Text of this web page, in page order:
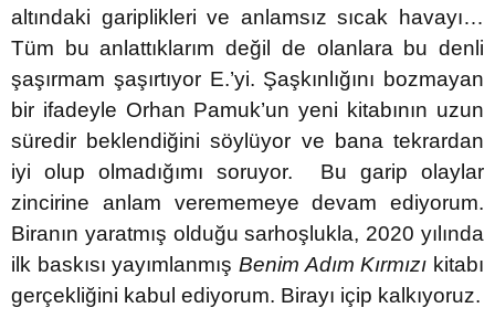
altındaki gariplikleri ve anlamsız sıcak havayı…
Tüm bu anlattıklarım değil de olanlara bu denli
şaşırmam şaşırtıyor E.’yi. Şaşkınlığını bozmayan
bir ifadeyle Orhan Pamuk’un yeni kitabının uzun
süredir beklendiğini söylüyor ve bana tekrardan
iyi olup olmadığımı soruyor. Bu garip olaylar
zincirine anlam verememeye devam ediyorum.
Biranın yaratmış olduğu sarhoşlukla, 2020 yılında
ilk baskısı yayımlanmış Benim Adım Kırmızı kitabı
gerçekliğini kabul ediyorum. Birayı içip kalkıyoruz.